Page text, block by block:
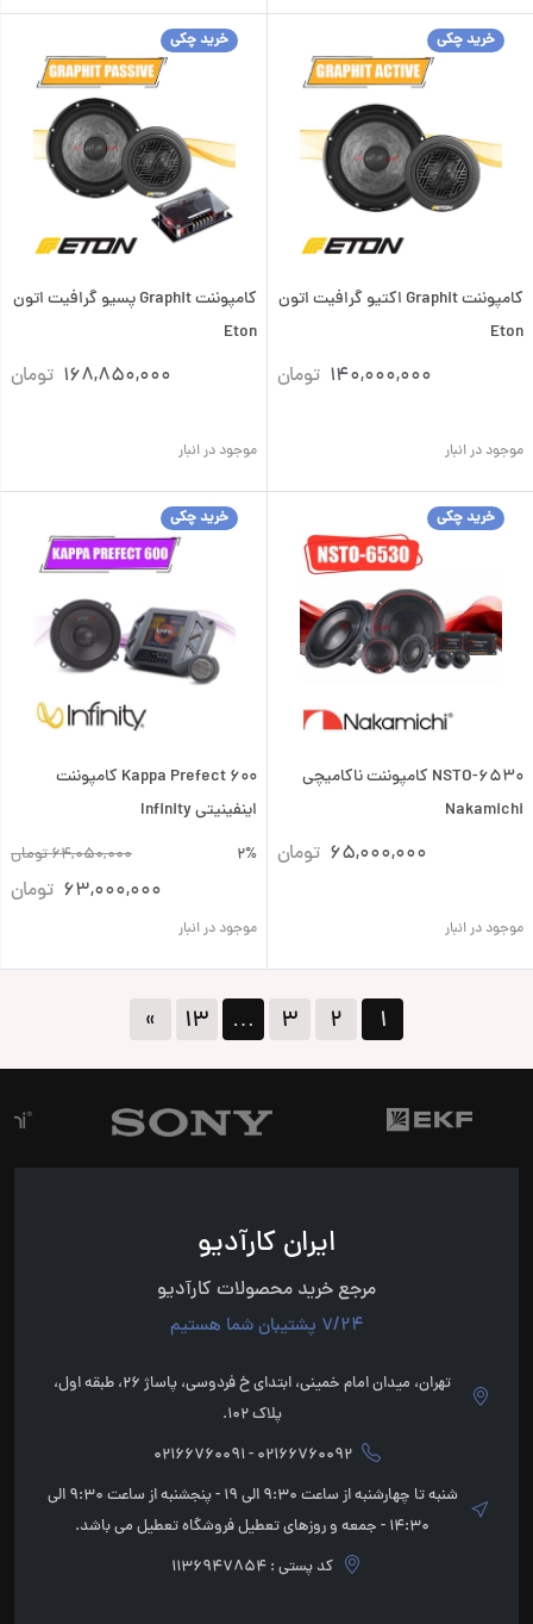
خرید چکی
کامپوننت Graphit اکتیو گرافیت اتون
Eton
140,000,000 تومان
موجود در انبار
خرید چکی
کامپوننت Graphit پسیو گرافیت اتون
Eton
168,850,000 تومان
موجود در انبار
خرید چکی
NSTO-6530 کامپوننت ناکامیچی
Nakamichi
65,000,000 تومان
موجود در انبار
خرید چکی
Kappa Prefect 600 کامپوننت
اینفینیتی Infinity
2%
64,050,000تومان
63,000,000 تومان
موجود در انبار
۱ ۲ ۳ … ۱۳ »
ایران کارآدیو
مرجع خرید محصولات کارآدیو
7/24 پشتیبان شما هستیم
تهران، میدان امام خمینی، ابتدای خ فردوسی، پاساژ 26، طبقه اول،
پلاک 102.
02166760092 - 02166760091
شنبه تا چهارشنبه از ساعت 9:30 الی 19 - پنجشنبه از ساعت 9:30 الی
14:30 - جمعه و روزهای تعطیل فروشگاه تعطیل می باشد.
کد پستی : 1136947854